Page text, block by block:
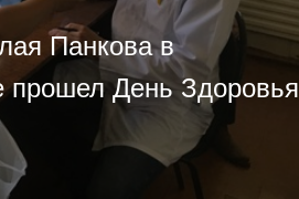
Панкова в
прошел День Здоровья